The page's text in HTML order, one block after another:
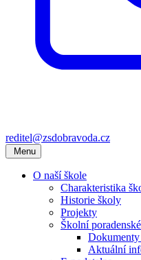
reditel@zsdobravoda.cz
Menu
O naší škole
Charakteristika
Historie školy
Projekty
Školní
Dokumenty
Aktuální